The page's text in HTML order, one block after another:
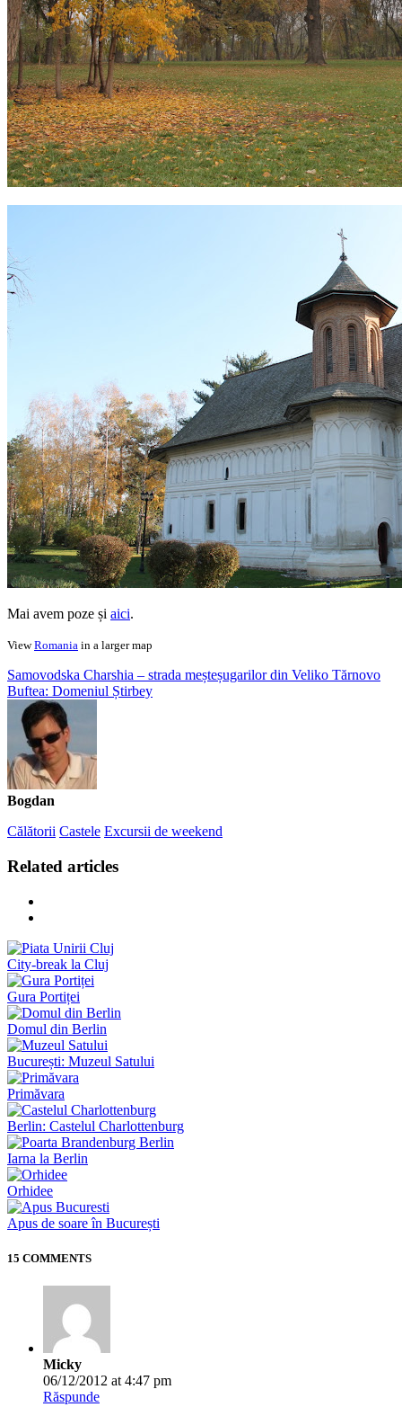
Mai avem poze și aici.
ViewRomania in a larger map
Samovodska Charshia – strada meșteșugarilor din Veliko Tărnovo
Buftea: Domeniul Știrbey
Bogdan
Călătorii Castele Excursii de weekend
Related articles
City-break la Cluj
Gura Portiței
Domul din Berlin
București: Muzeul Satului
Primăvara
Berlin: Castelul Charlottenburg
Iarna la Berlin
Orhidee
Apus de soare în București
15 COMMENTS
Micky
06/12/2012 at 4:47 pm
Răspunde